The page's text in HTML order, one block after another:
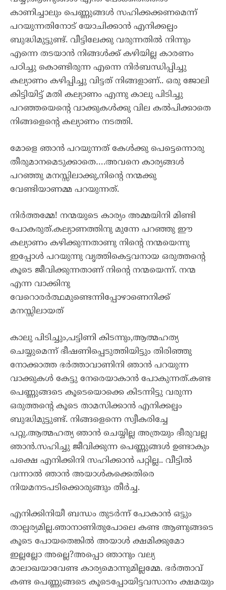
കാണിച്ചാലും പെണ്ണുങ്ങൾ സഹിക്കക്കണമെന്ന്
പറയുന്നതിനോട് യോചിക്കാൻ എനിക്കല്പം
ബുദ്ധിമുട്ടുണ്ട്. വീട്ടിലേക്കു വരുന്നതിൽ നിന്നും
എന്നെ തടയാൻ നിങ്ങൾക്ക് കഴിയില്ല കാരണം
പഠിച്ചു കൊണ്ടിരുന്ന എന്നെ നിർബന്ധിപ്പിച്ചു
കല്യാണം കഴിപ്പിച്ചു വിട്ടത് നിങ്ങളാണ്.. ഒരു ജോലി
കിട്ടിയിട്ട് മതി കല്യാണം എന്നു കാലു പിടിച്ചു
പറഞ്ഞയെന്റെ വാക്കുകൾക്കു വില കൽപിക്കാതെ
നിങ്ങളെന്റെ കല്യാണം നടത്തി.
മോളെ ഞാൻ പറയുന്നത് കേൾക്കു പെട്ടെന്നൊരു
തീരുമാനമെടുക്കാതെ….അവനെ കാര്യങ്ങൾ
പറഞ്ഞു മനസ്സിലാക്കു,നിന്റെ നന്മക്കു
വേണ്ടിയാണമ്മ പറയുന്നത്.
നിർത്തമ്മേ! നന്മയുടെ കാര്യം അമ്മയിനി മിണ്ടി
പോകരുത്.കല്യാണത്തിനു മുന്നേ പറഞ്ഞു ഈ
കല്യാണം കഴിക്കുന്നതാണു നിന്റെ നന്മയെന്നു
ഇപ്പോൾ പറയുന്നു വൃത്തികെട്ടവനായ ഒരുത്തന്റെ
കൂടെ ജീവിക്കുന്നതാണ് നിന്റെ നന്മയെന്ന്. നന്മ
എന്ന വാക്കിനു
വേറൊരർത്ഥമുണ്ടെന്നിപ്പോഴാണെനിക്ക്
മനസ്സിലായത്
കാലു പിടിച്ചും,പട്ടിണി കിടന്നും,ആത്മഹത്യ
ചെയ്യുമെന്ന് ഭീഷണിപ്പെടുത്തിയിട്ടും തിരിഞ്ഞു
നോക്കാത്ത ഭർത്താവാണിനി ഞാൻ പറയുന്ന
വാക്കുകൾ കേട്ടു നേരെയാകാൻ പോകുന്നത്.കണ്ട
പെണ്ണുങ്ങടെ കൂടെയൊക്കെ കിടന്നിട്ടു വരുന്ന
ഒരുത്തന്റെ കൂടെ താമസിക്കാൻ എനിക്കല്പം
ബുദ്ധിമുട്ടുണ്ട്. നിങ്ങളെന്നെ സ്വീകരിച്ചേ
പറ്റു.ആത്മഹത്യ ഞാൻ ചെയ്യില്ല അത്രയും ഭീരുവല്ല
ഞാൻ.സഹിച്ചു ജീവിക്കുന്ന പെണ്ണുങ്ങൾ ഉണ്ടാകും
പക്ഷെ എനിക്കിനി സഹിക്കാൻ പറ്റില്ല.. വീട്ടിൽ
വന്നാൽ ഞാൻ അയാൾകക്കെതിരെ
നിയമനടപടിക്കൊരുങ്ങും തീർച്ച.
എനിക്കിനിയീ ബന്ധം തുടർന്ന് പോകാൻ ഒട്ടും
താല്പര്യമില്ല.ഞാനാണിതുപോലെ കണ്ട ആണുങ്ങടെ
കൂടെ പോയതെങ്കിൽ അയാൾ ക്ഷമിക്കുമോ
ഇല്ലല്ലോ അല്ലെ?അപ്പൊ ഞാനും വല്യ
മാലാഖയാവേണ്ട കാര്യമൊന്നുമില്ലമ്മേ. ഭർത്താവ്
കണ്ട പെണ്ണുങ്ങടെ കൂടെപ്പോയിട്ടവസാനം ക്ഷമയും